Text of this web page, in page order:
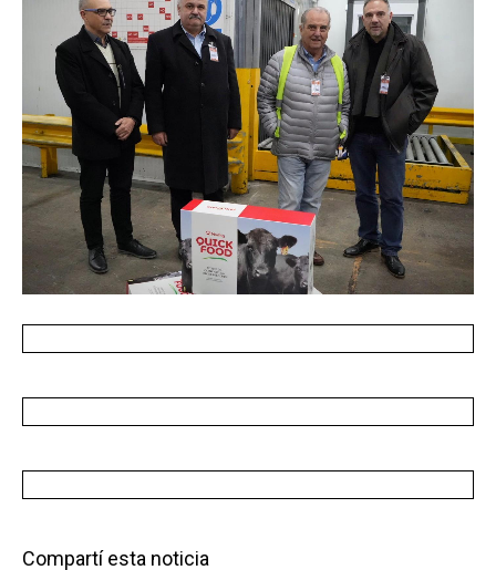
Compartí esta noticia